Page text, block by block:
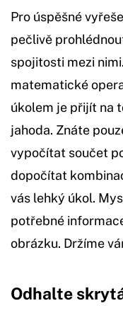
Pro úspěšné
pečlivě
spojitosti mezi
matematické
úkolem je přijít na
jahoda. Znáte
vypočítat součet
dopočítat
vás lehký úkol.
potřebné
obrázku. Držíme
Odhalte